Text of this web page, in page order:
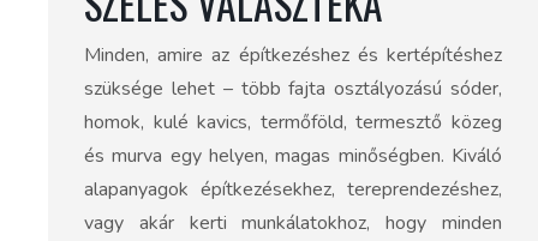
Minden, amire az építkezéshez és kertépítéshez
szüksége lehet – több fajta osztályozású sóder,
homok, kulé kavics, termőföld, termesztő közeg
és murva egy helyen, magas minőségben. Kiváló
alapanyagok építkezésekhez, tereprendezéshez,
vagy akár kerti munkálatokhoz, hogy minden